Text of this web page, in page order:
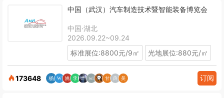
中国（武汉）汽车制造技术暨智能装备博览会
中国·湖北
2026.09.22~09.24
标准展位:8800元/9㎡
光地展位:880元/㎡
173648 订阅